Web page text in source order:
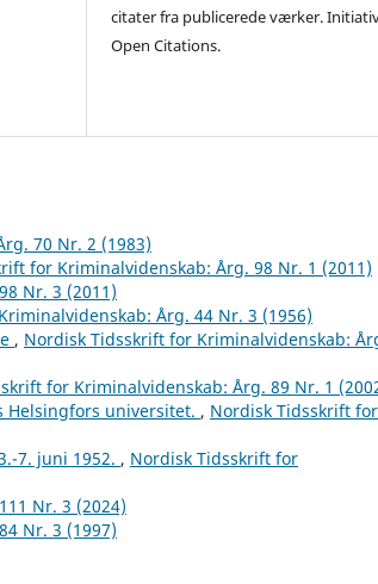
citater fra publicerede værker.
Open Citations.
70 Nr. 2 (1983)
for Kriminalvidenskab: Årg. 98 Nr. 1 (2011)
Nr. 3 (2011)
Årg. 44 Nr. 3 (1956)
, Nordisk Tidsskrift for Kriminalvidenskab:
for Kriminalvidenskab: Årg. 89 Nr. 1
Helsingfors universitet. , Nordisk Tidsskrift for
7. juni 1952. , Nordisk Tidsskrift for
Nr. 3 (2024)
Nr. 3 (1997)